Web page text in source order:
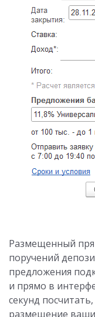
Размещенный
поручений
предложения
и прямо в
секунд
размещение